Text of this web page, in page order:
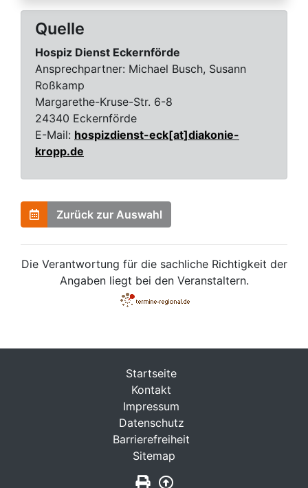
Quelle
Hospiz Dienst Eckernförde
Ansprechpartner: Michael Busch, Susann
Roßkamp
Margarethe-Kruse-Str. 6-8
24340 Eckernförde
E-Mail: hospizdienst-eck[at]diakonie-
kropp.de
Zurück zur Auswahl
Die Verantwortung für die sachliche Richtigkeit der
Angaben liegt bei den Veranstaltern.
Startseite
Kontakt
Impressum
Datenschutz
Barrierefreiheit
Sitemap
Seite drucken
Zurück nach oben